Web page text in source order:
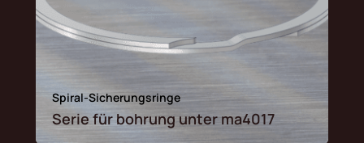
Spiral-Sicherungsringe
Serie für bohrung unter ma4017